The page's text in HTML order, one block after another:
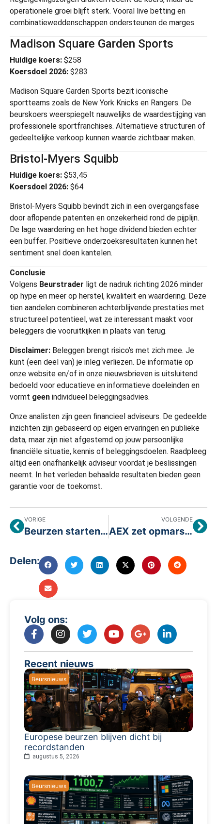
operationele groei blijft sterk. Vooral live betting en
combinatieweddenschappen ondersteunen de marges.
Madison Square Garden Sports
Huidige koers: $258
Koersdoel 2026: $283
Madison Square Garden Sports bezit iconische
sportteams zoals de New York Knicks en Rangers. De
beurskoers weerspiegelt nauwelijks de waardestijging van
professionele sportfranchises. Alternatieve structuren of
gedeeltelijke verkoop kunnen waarde zichtbaar maken.
Bristol-Myers Squibb
Huidige koers: $53,45
Koersdoel 2026: $64
Bristol-Myers Squibb bevindt zich in een overgangsfase
door aflopende patenten en onzekerheid rond de pijplijn.
De lage waardering en het hoge dividend bieden echter
een buffer. Positieve onderzoeksresultaten kunnen het
sentiment snel doen kantelen.
Conclusie
Volgens Beurstrader ligt de nadruk richting 2026 minder
op hype en meer op herstel, kwaliteit en waardering. Deze
tien aandelen combineren achterblijvende prestaties met
structureel potentieel, wat ze interessant maakt voor
beleggers die vooruitkijken in plaats van terug.
Disclaimer: Beleggen brengt risico’s met zich mee. Je
kunt (een deel van) je inleg verliezen. De informatie op
onze website en/of in onze nieuwsbrieven is uitsluitend
bedoeld voor educatieve en informatieve doeleinden en
vormt geen individueel beleggingsadvies.
Onze analisten zijn geen financieel adviseurs. De gedeelde
inzichten zijn gebaseerd op eigen ervaringen en publieke
data, maar zijn niet afgestemd op jouw persoonlijke
financiële situatie, kennis of beleggingsdoelen. Raadpleeg
altijd een onafhankelijk adviseur voordat je beslissingen
neemt. In het verleden behaalde resultaten bieden geen
garantie voor de toekomst.
VORIGE
Beurzen starten eerste volledige handelsweek van 2026 met positief momentum
VOLGENDE
AEX zet opmars voort richting recordniveau
Delen:
Volg ons:
Recent nieuws
Beursnieuws
Europese beurzen blijven dicht bij
recordstanden
augustus 5, 2026
Beursnieuws